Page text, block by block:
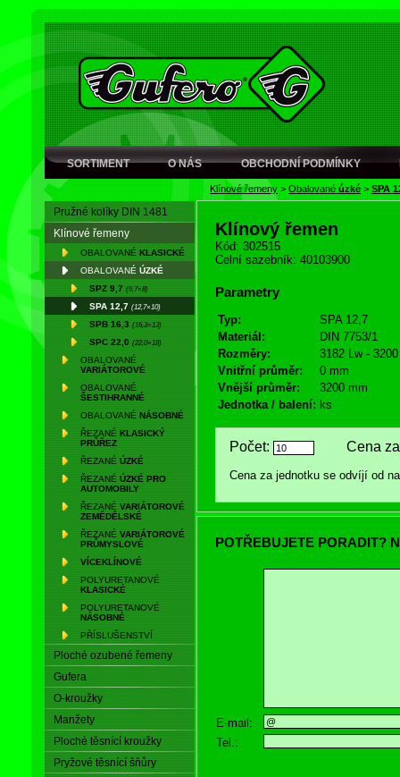
SORTIMENT O NÁS OBCHODNÍ PODMÍNKY
Klínové řemeny > Obalované úzké > SPA
Pružné kolíky DIN 1481
Klínové řemeny
OBALOVANÉ KLASICKÉ
OBALOVANÉ ÚZKÉ
SPZ 9,7 (9,7×8)
SPA 12,7 (12,7×10)
SPB 16,3 (16,3×13)
SPC 22,0 (22,0×18)
OBALOVANÉ
VARIÁTOROVÉ
OBALOVANÉ
ŠESTIHRANNÉ
OBALOVANÉ NÁSOBNÉ
ŘEZANÉ KLASICKÝ
PRŮŘEZ
ŘEZANÉ ÚZKÉ
ŘEZANÉ ÚZKÉ PRO
AUTOMOBILY
ŘEZANÉ VARIÁTOROVÉ
ZEMĚDĚLSKÉ
ŘEZANÉ VARIÁTOROVÉ
PRŮMYSLOVÉ
VÍCEKLÍNOVÉ
POLYURETANOVÉ
KLASICKÉ
POLYURETANOVÉ
NÁSOBNÉ
PŘÍSLUŠENSTVÍ
Ploché ozubené řemeny
Gufera
O-kroužky
Manžety
Ploché těsnící kroužky
Pryžové těsnící šňůry
Klínový řemen
Kód: 302515
Celní sazebník: 40103900
Parametry
Typ:
SPA 12,7
Materiál:
DIN 7753/1
Rozměry:
3182 Lw -
Vnitřní průměr:
0 mm
Vnější průměr:
3200 mm
Jednotka / balení: ks
Počet: Cena za
Cena za jednotku se odvíjí od
POTŘEBUJETE PORADIT?
E-mail:
Tel.: